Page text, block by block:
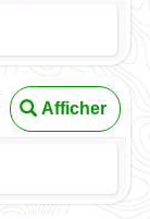
Afficher